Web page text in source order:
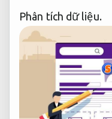
Phân tích dữ liệu.